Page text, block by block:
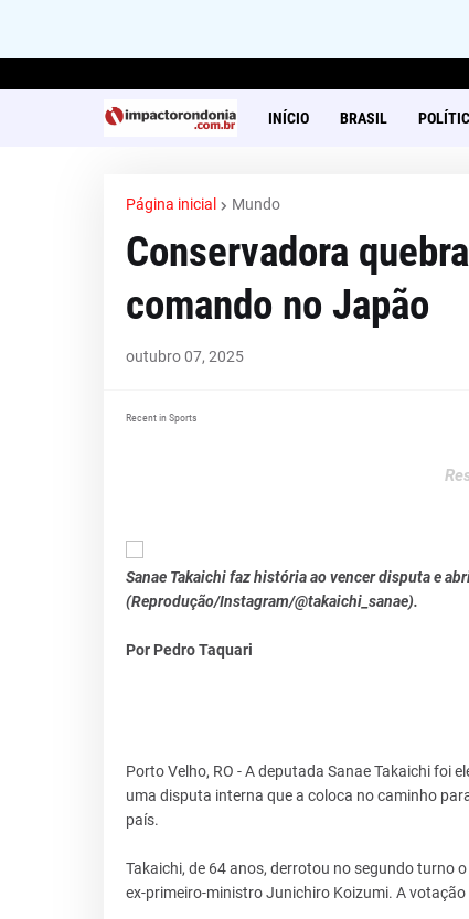
INÍCIO BRASIL
Página inicial Mundo
Conservadora
comando no Japão
outubro 07, 2025
Recent in Sports
Sanae Takaichi faz história ao vencer disputa e
(Reprodução/Instagram/@takaichi_sanae).
Por Pedro Taquari
Porto Velho, RO - A deputada Sanae Takaichi foi
uma disputa interna que a coloca no caminho
país.
Takaichi, de 64 anos, derrotou no segundo turno
ex-primeiro-ministro Junichiro Koizumi. A